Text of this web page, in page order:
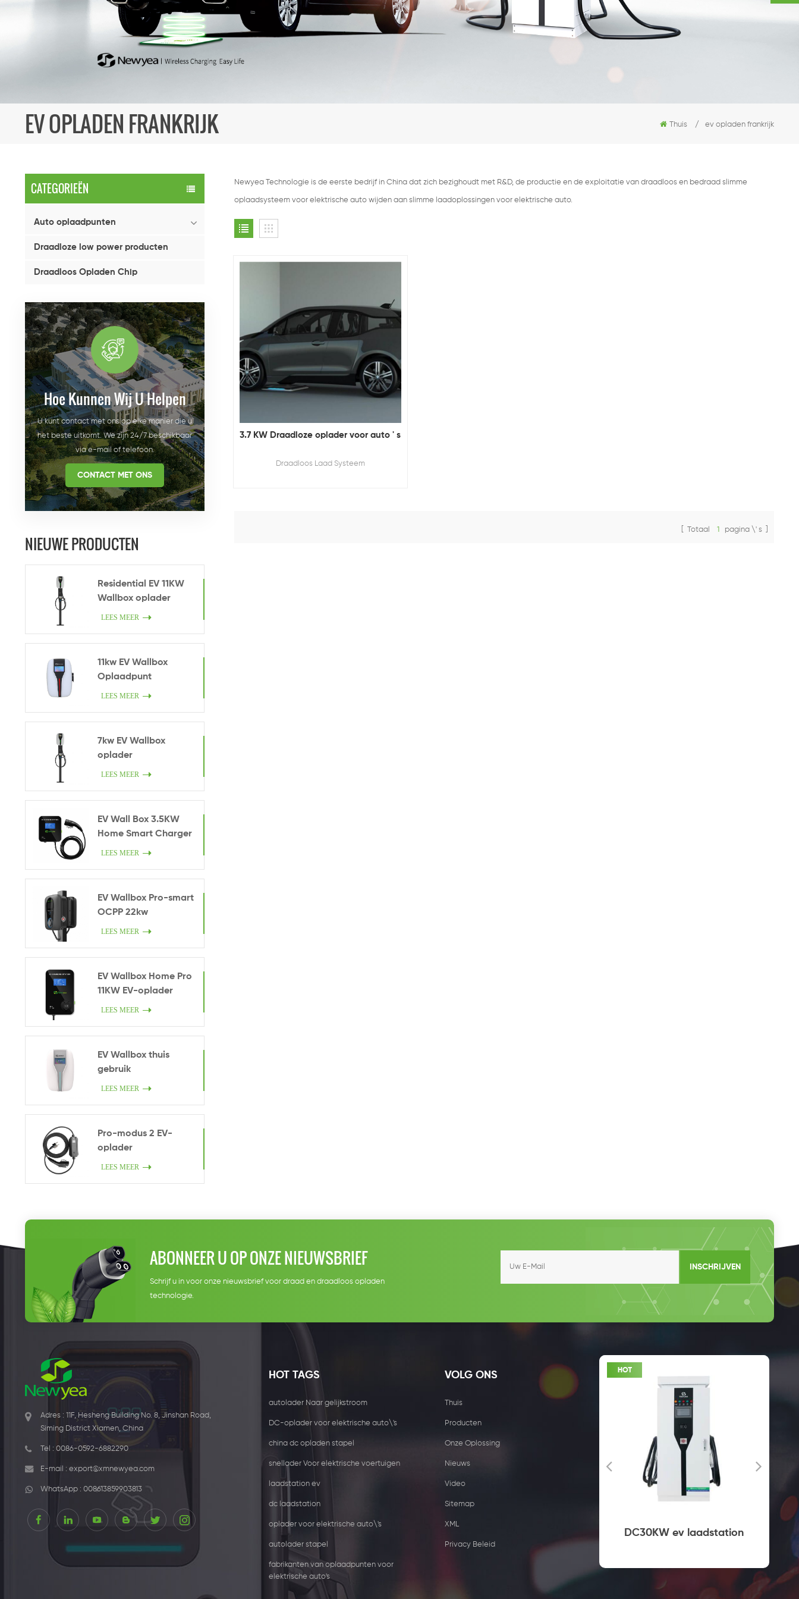
EV OPLADEN FRANKRIJK Thuis / ev opladen frankrijk
CATEGORIEËN
Auto oplaadpunten
Draadloze low power producten
Draadloos Opladen Chip
Hoe Kunnen Wij U Helpen
U kunt contact met ons op elke manier die u
het beste uitkomt. We zijn 24/7 beschikbaar
via e-mail of telefoon.
CONTACT MET ONS
NIEUWE PRODUCTEN
Residential EV 11KW
Wallbox oplader
LEES MEER
11kw EV Wallbox
Oplaadpunt
LEES MEER
7kw EV Wallbox
oplader
LEES MEER
EV Wall Box 3.5KW
Home Smart Charger
LEES MEER
EV Wallbox Pro-smart
OCPP 22kw
LEES MEER
EV Wallbox Home Pro
11KW EV-oplader
LEES MEER
EV Wallbox thuis
gebruik
LEES MEER
Pro-modus 2 EV-
oplader
LEES MEER
Newyea Technologie is de eerste bedrijf in China dat zich bezighoudt met R&D, de productie en de exploitatie van draadloos en bedraad slimme
oplaadsysteem voor elektrische auto wijden aan slimme laadoplossingen voor elektrische auto.
3.7 KW Draadloze oplader voor auto ' s
Draadloos Laad Systeem
[ Totaal 1 pagina \' s ]
ABONNEER U OP ONZE NIEUWSBRIEF
Schrijf u in voor onze nieuwsbrief voor draad en draadloos opladen
technologie.
INSCHRIJVEN
Adres : 11F, Hesheng Building No. 8, Jinshan Road,
Siming District Xiamen, China
Tel : 0086-0592-6882290
E-mail : export@xmnewyea.com
WhatsApp : 008613859903813
HOT TAGS
autolader Naar gelijkstroom
DC-oplader voor elektrische auto\'s
china dc opladen stapel
snellader Voor elektrische voertuigen
laadstation ev
dc laadstation
oplader voor elektrische auto\'s
autolader stapel
fabrikanten van oplaadpunten voor
elektrische auto's
VOLG ONS
Thuis
Producten
Onze Oplossing
Nieuws
Video
Sitemap
XML
Privacy Beleid
15W draadloze oplader
ontvanger
met twee Type2 aansluiting
DC30KW ev laadstation